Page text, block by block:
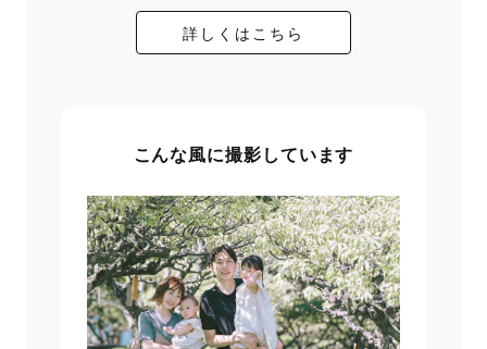
詳しくはこちら
こんな風に撮影しています